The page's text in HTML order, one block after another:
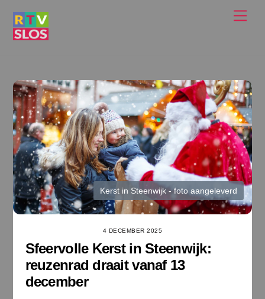
Kerst in Steenwijk - foto aangeleverd
4 DECEMBER 2025
Sfeervolle Kerst in Steenwijk:
reuzenrad draait vanaf 13
december